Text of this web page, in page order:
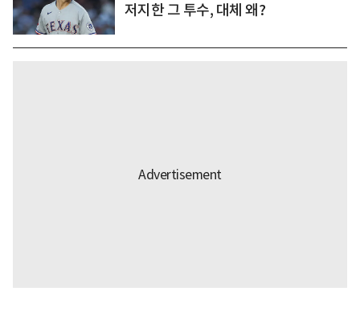
저지한 그 투수, 대체 왜?